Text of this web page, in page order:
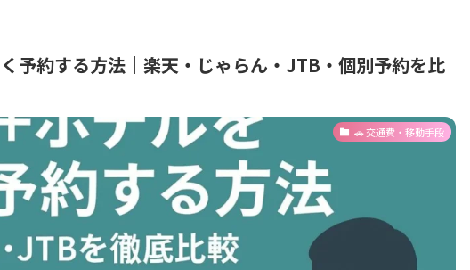
予約する方法｜楽天・じゃらん・JTB・個別予約を比
🚗 交通費・移動手段